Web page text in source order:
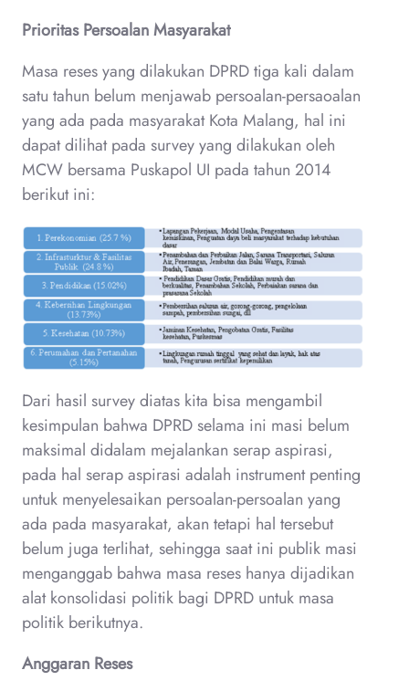
Prioritas Persoalan Masyarakat
Masa reses yang dilakukan DPRD tiga kali dalam
satu tahun belum menjawab persoalan-persaoalan
yang ada pada masyarakat Kota Malang, hal ini
dapat dilihat pada survey yang dilakukan oleh
MCW bersama Puskapol UI pada tahun 2014
berikut ini:
Dari hasil survey diatas kita bisa mengambil
kesimpulan bahwa DPRD selama ini masi belum
maksimal didalam mejalankan serap aspirasi,
pada hal serap aspirasi adalah instrument penting
untuk menyelesaikan persoalan-persoalan yang
ada pada masyarakat, akan tetapi hal tersebut
belum juga terlihat, sehingga saat ini publik masi
menganggab bahwa masa reses hanya dijadikan
alat konsolidasi politik bagi DPRD untuk masa
politik berikutnya.
Anggaran Reses